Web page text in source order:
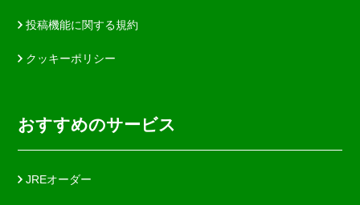
投稿機能に関する規約
クッキーポリシー
おすすめのサービス
JREオーダー